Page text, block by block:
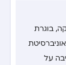
בוגרת
על